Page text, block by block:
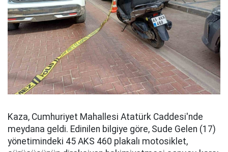
Kaza, Cumhuriyet Mahallesi Atatürk Caddesi'nde
meydana geldi. Edinilen bilgiye göre, Sude Gelen (17)
yönetimindeki 45 AKS 460 plakalı motosiklet,